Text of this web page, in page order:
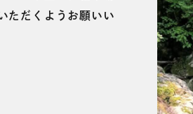
ただくようお願いい